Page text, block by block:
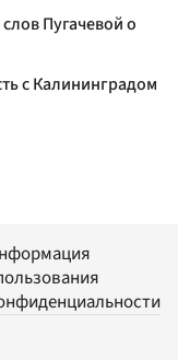
Пугачевой о
с Калининградом